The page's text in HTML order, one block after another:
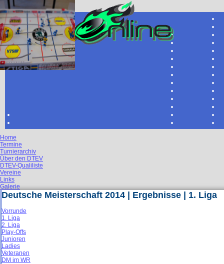
Home
Termine
Turnierarchiv
Über den DTEV
DTEV-Qualiliste
Vereine
Links
Galerie
Deutsche Meisterschaft 2014 | Ergebnisse | 1. Liga
Vorrunde
1. Liga
2. Liga
Play-Offs
Junioren
Ladies
Veteranen
DM im WR